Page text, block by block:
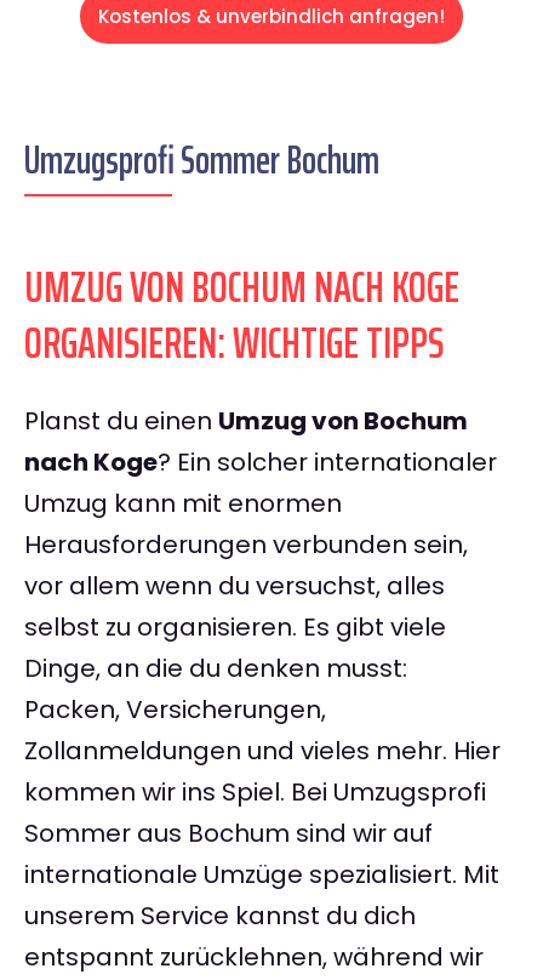
Kostenlos & unverbindlich anfragen!
Umzugsprofi Sommer Bochum
UMZUG VON BOCHUM NACH KOGE
ORGANISIEREN: WICHTIGE TIPPS
Planst du einen Umzug von Bochum
nach Koge? Ein solcher internationaler
Umzug kann mit enormen
Herausforderungen verbunden sein,
vor allem wenn du versuchst, alles
selbst zu organisieren. Es gibt viele
Dinge, an die du denken musst:
Packen, Versicherungen,
Zollanmeldungen und vieles mehr. Hier
kommen wir ins Spiel. Bei Umzugsprofi
Sommer aus Bochum sind wir auf
internationale Umzüge spezialisiert. Mit
unserem Service kannst du dich
entspannt zurücklehnen, während wir